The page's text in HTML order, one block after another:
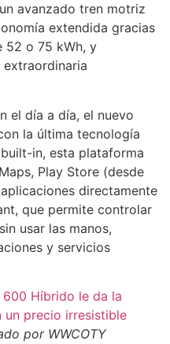
avanzado tren motriz
extendida gracias
52 o 75 kWh, y
el día a día, el nuevo
la última tecnología
in, esta plataforma
Play Store (desde
directamente
que permite controlar
usar las manos,
y servicios
600 Híbrido le da la
un precio irresistible
por WWCOTY